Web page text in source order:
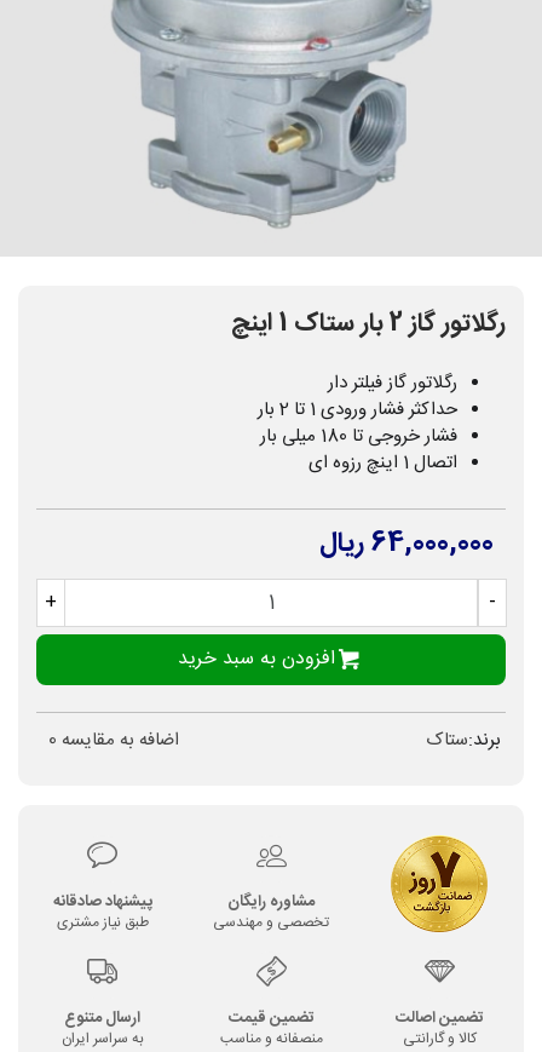
رگلاتور گاز 2 بار ستاک 1 اینچ
رگلاتور گاز فیلتر دار
حداکثر فشار ورودی 1 تا 2 بار
فشار خروجی تا 180 میلی بار
اتصال 1 اینچ رزوه ای
64,000,000 ریال
-
+
افزودن به سبد خرید
برند:ستاک اضافه به مقایسه 0
مشاوره رایگان
تخصصی و مهندسی
پیشنهاد صادقانه
طبق نیاز مشتری
تضمین اصالت
کالا و گارانتی
تضمین قیمت
منصفانه و مناسب
ارسال متنوع
به سراسر ایران